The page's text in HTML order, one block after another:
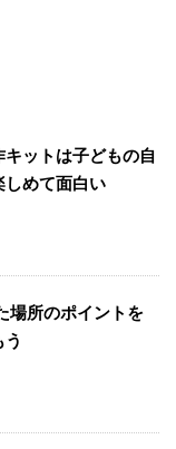
ットは子どもの自
しめて面白い
場所のポイントを